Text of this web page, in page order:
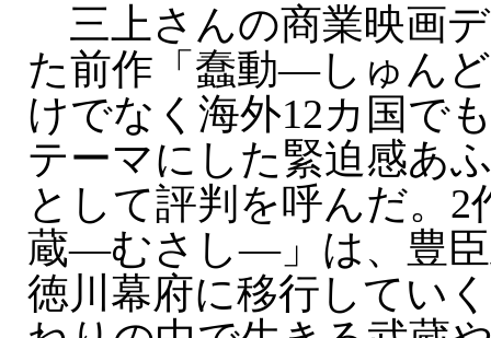
三上さんの商業映画
た前作「蠢動—しゅん
けでなく海外12カ国で
テーマにした緊迫感あ
として評判を呼んだ。2
蔵—むさし—」は、豊臣
徳川幕府に移行してい